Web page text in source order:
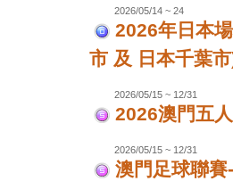
2026/05/14 ~ 24
2026年日本
市 及 日本千葉
2026/05/15 ~ 12/31
2026澳門五
2026/05/15 ~ 12/31
澳門足球聯